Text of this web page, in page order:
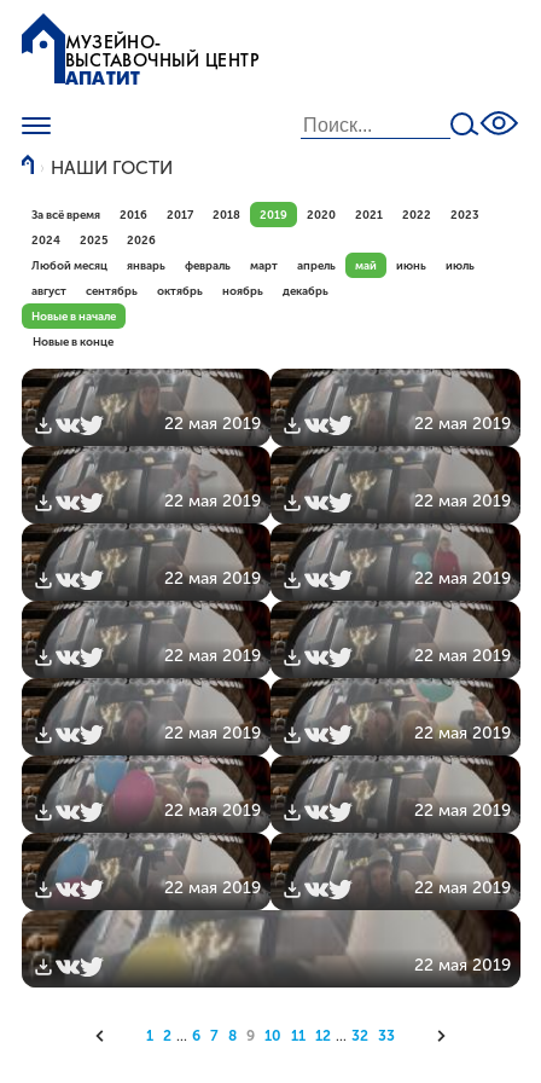
АПАТИТ
МУЗЕЙНО-
ВЫСТАВОЧНЫЙ ЦЕНТР
НАШИ ГОСТИ
За всё время 2016 2017 2018 2019 2020 2021 2022
2023
2024
2025
2026
Любой месяц
январь февраль март апрель май июнь
июль
август
сентябрь октябрь ноябрь
декабрь
Новые в начале
Новые в конце
22 мая 2019 22 мая 2019
22 мая 2019 22 мая 2019
22 мая 2019 22 мая 2019
22 мая 2019 22 мая 2019
22 мая 2019 22 мая 2019
22 мая 2019 22 мая 2019
22 мая 2019 22 мая 2019
22 мая 2019
1 2 ... 6 7 8 9 10 11 12 ... 32 33